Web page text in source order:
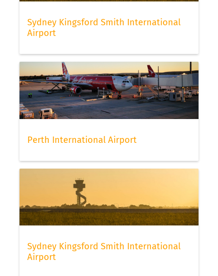
Sydney Kingsford Smith International
Airport
Perth International Airport
Sydney Kingsford Smith International
Airport